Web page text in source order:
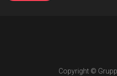
Copyright ©